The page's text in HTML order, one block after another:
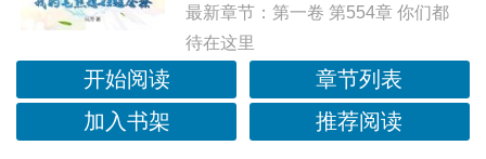
最新章节： 第一卷 第554章 你们都
待在这里
开始阅读
章节列表
加入书架
推荐阅读